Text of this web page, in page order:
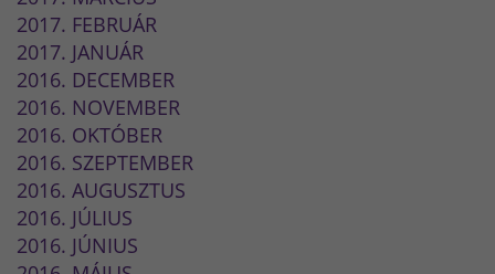
2017. FEBRUÁR
2017. JANUÁR
2016. DECEMBER
2016. NOVEMBER
2016. OKTÓBER
2016. SZEPTEMBER
2016. AUGUSZTUS
2016. JÚLIUS
2016. JÚNIUS